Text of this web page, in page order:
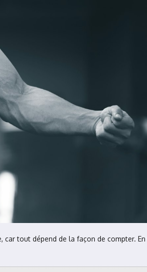
car tout dépend de la façon de compter.